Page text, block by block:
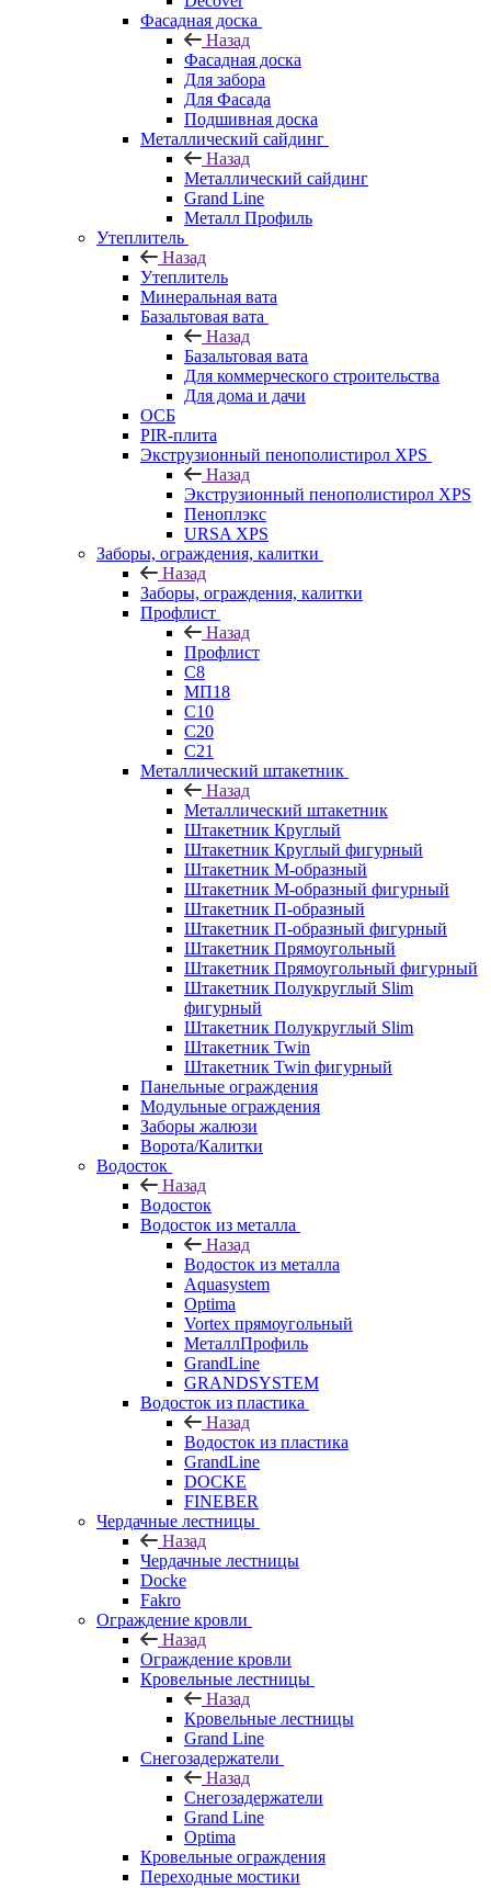
Фасадная доска
Назад
Фасадная доска
Для забора
Для Фасада
Подшивная доска
Металлический сайдинг
Назад
Металлический сайдинг
Grand Line
Металл Профиль
Утеплитель
Назад
Утеплитель
Минеральная вата
Базальтовая вата
Назад
Базальтовая вата
Для коммерческого строительства
Для дома и дачи
ОСБ
PIR-плита
Экструзионный пенополистирол XPS
Назад
Экструзионный пенополистирол XPS
Пеноплэкс
URSA XPS
Заборы, ограждения, калитки
Назад
Заборы, ограждения, калитки
Профлист
Назад
Профлист
С8
МП18
С10
С20
С21
Металлический штакетник
Назад
Металлический штакетник
Штакетник Круглый
Штакетник Круглый фигурный
Штакетник М-образный
Штакетник М-образный фигурный
Штакетник П-образный
Штакетник П-образный фигурный
Штакетник Прямоугольный
Штакетник Прямоугольный фигурный
Штакетник Полукруглый Slim
фигурный
Штакетник Полукруглый Slim
Штакетник Twin
Штакетник Twin фигурный
Панельные ограждения
Модульные ограждения
Заборы жалюзи
Ворота/Калитки
Водосток
Назад
Водосток
Водосток из металла
Назад
Водосток из металла
Aquasystem
Optima
Vortex прямоугольный
МеталлПрофиль
GrandLine
GRANDSYSTEM
Водосток из пластика
Назад
Водосток из пластика
GrandLine
DOCKE
FINEBER
Чердачные лестницы
Назад
Чердачные лестницы
Docke
Fakro
Ограждение кровли
Назад
Ограждение кровли
Кровельные лестницы
Назад
Кровельные лестницы
Grand Line
Снегозадержатели
Назад
Снегозадержатели
Grand Line
Optima
Кровельные ограждения
Переходные мостики